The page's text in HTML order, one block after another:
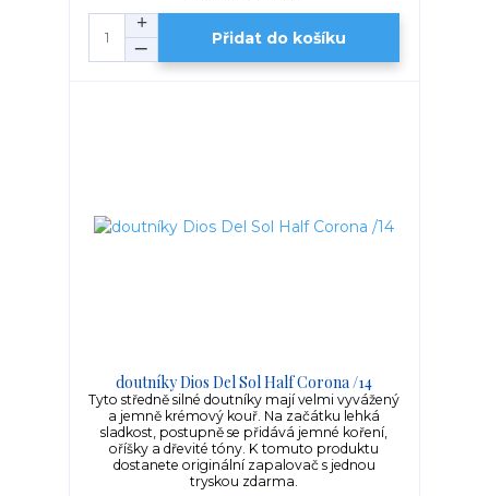
Přidat do košíku
doutníky Dios Del Sol Half Corona /14
Tyto středně silné doutníky mají velmi vyvážený
a jemně krémový kouř. Na začátku lehká
sladkost, postupně se přidává jemné koření,
oříšky a dřevité tóny. K tomuto produktu
dostanete originální zapalovač s jednou
tryskou zdarma.